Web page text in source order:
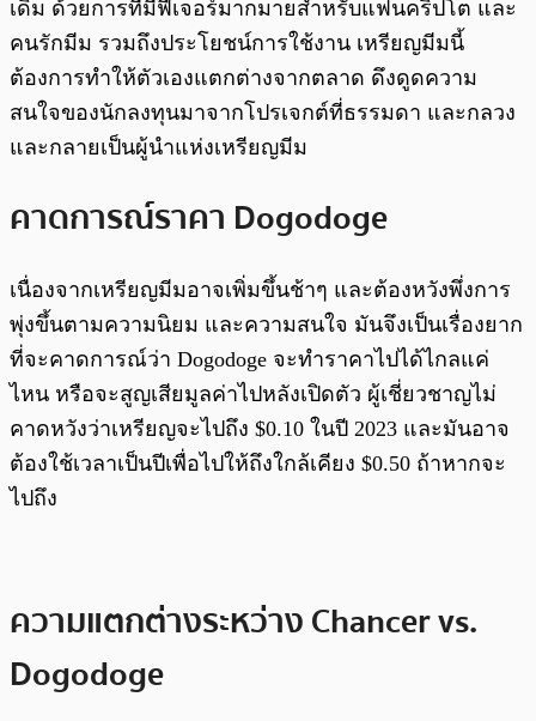
เดิม ด้วยการที่มีฟีเจอร์มากมายสำหรับแฟนคริปโต และ
คนรักมีม รวมถึงประโยชน์การใช้งาน เหรียญมีมนี้
ต้องการทำให้ตัวเองแตกต่างจากตลาด ดึงดูดความ
สนใจของนักลงทุนมาจากโปรเจกต์ที่ธรรมดา และกลวง
และกลายเป็นผู้นำแห่งเหรียญมีม
คาดการณ์ราคา Dogodoge
เนื่องจากเหรียญมีมอาจเพิ่มขึ้นช้าๆ และต้องหวังพึ่งการ
พุ่งขึ้นตามความนิยม และความสนใจ มันจึงเป็นเรื่องยาก
ที่จะคาดการณ์ว่า Dogodoge จะทำราคาไปได้ไกลแค่
ไหน หรือจะสูญเสียมูลค่าไปหลังเปิดตัว ผู้เชี่ยวชาญไม่
คาดหวังว่าเหรียญจะไปถึง $0.10 ในปี 2023 และมันอาจ
ต้องใช้เวลาเป็นปีเพื่อไปให้ถึงใกล้เคียง $0.50 ถ้าหากจะ
ไปถึง
ความแตกต่างระหว่าง Chancer vs.
Dogodoge